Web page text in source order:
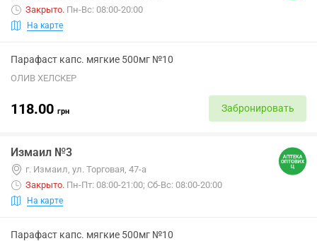
Закрыто. Пн-Вс: 08:00-20:00
На карте
Парафаст капс. мягкие 500мг №10
ОЛИВ ХЕЛСКЕР
118.00 грн Забронировать
Измаил №3
г. Измаил, ул. Торговая, 47-а
Закрыто. Пн-Пт: 08:00-21:00; Сб-Вс: 08:00-20:00
На карте
Парафаст капс. мягкие 500мг №10